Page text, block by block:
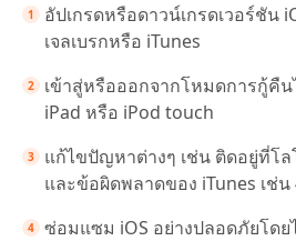
อัปเกรดหรือดาวน์เกรดเวอร์ชัน
เจลเบรกหรือ iTunes
เข้าสู่หรือออกจากโหมดการกู้คื
iPad หรือ iPod touch
แก้ไขปัญหาต่างๆ เช่น ติดอยู่ที่โ
และข้อผิดพลาดของ iTunes เช่น
ซ่อมแซม iOS อย่างปลอดภัยโด